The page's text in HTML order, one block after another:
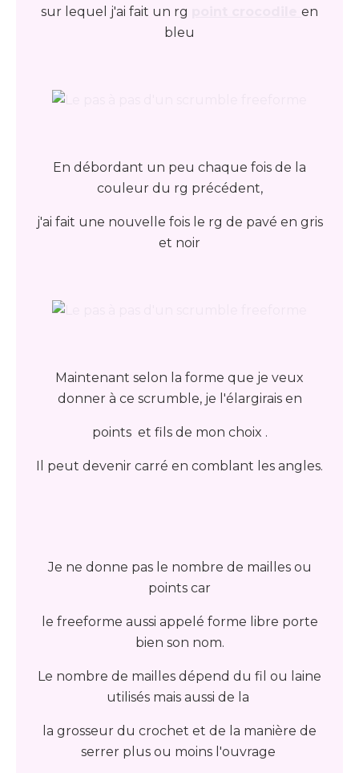
sur lequel j'ai fait un rg
en
bleu
En débordant un peu chaque fois de la
couleur du rg précédent,
j'ai fait une nouvelle fois le rg de pavé en gris
et noir
Maintenant selon la forme que je veux
donner à ce scrumble, je l'élargirais en
points et fils de mon choix .
Il peut devenir carré en comblant les angles.
Je ne donne pas le nombre de mailles ou
points car
le freeforme aussi appelé forme libre porte
bien son nom.
Le nombre de mailles dépend du fil ou laine
utilisés mais aussi de la
la grosseur du crochet et de la manière de
serrer plus ou moins l'ouvrage